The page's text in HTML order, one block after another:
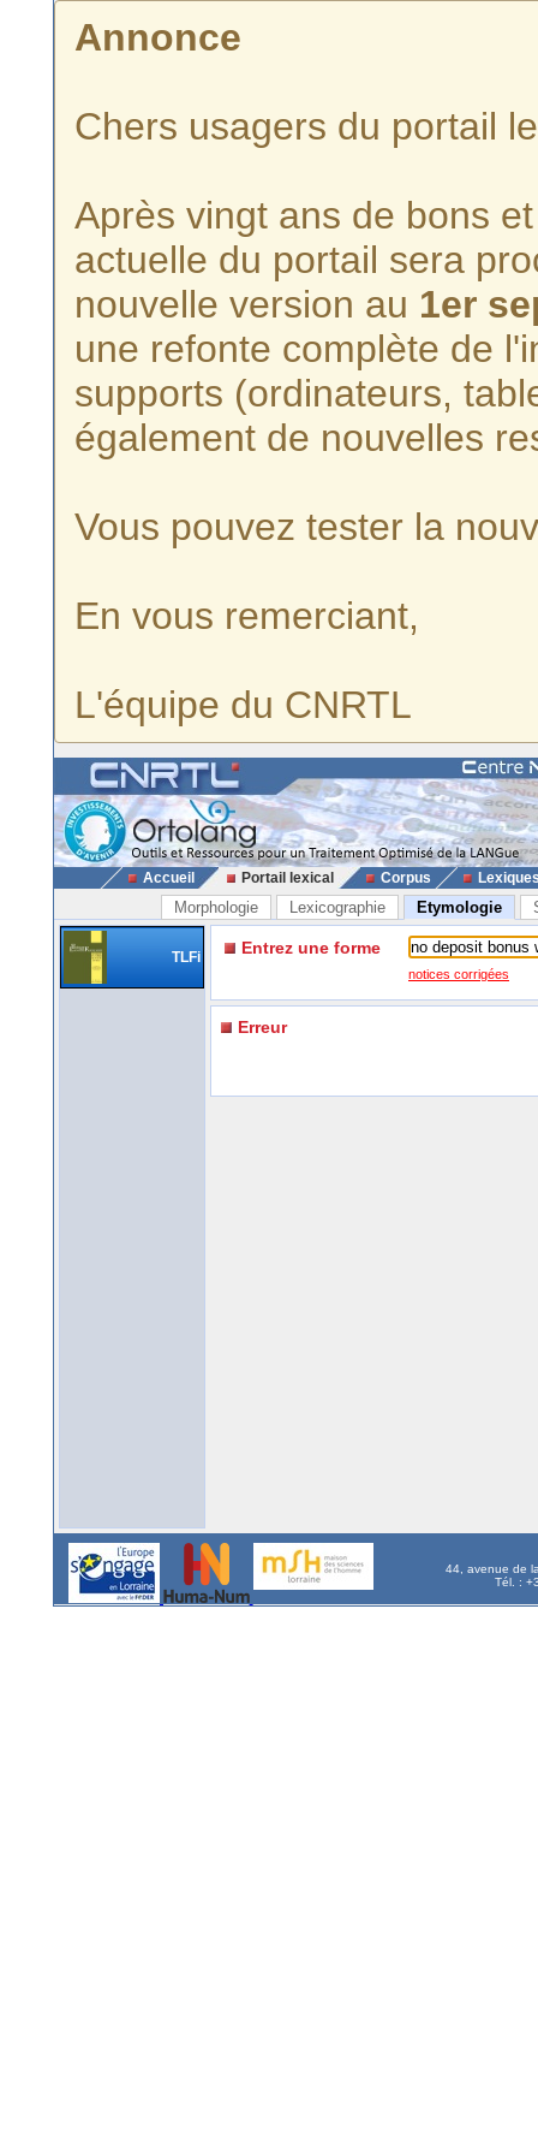
Annonce
Chers usagers du portail
Après vingt ans de bons
actuelle du portail sera
nouvelle version au 1er
une refonte complète de
supports (ordinateurs,
également de nouvelles
Vous pouvez tester la
En vous remerciant,
L'équipe du CNRTL
Accueil Portail lexical Corpus
Morphologie Lexicographie Etymologie
TLFi Entrez une forme
notices corrigées
Erreur
44, avenue de
Tél. :